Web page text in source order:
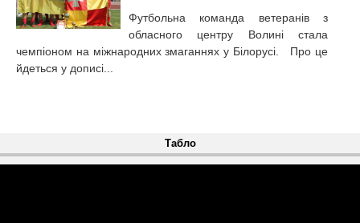
Футбольна команда ветеранів з
обласного центру Волині стала
чемпіоном на міжнародних змаганнях у Білорусі. Про це
йдеться у дописі...
Табло